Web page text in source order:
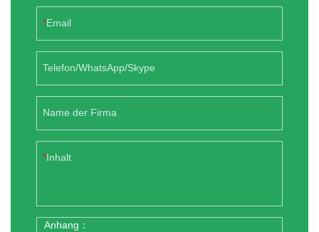
Email
Telefon/WhatsApp/Skype
Name der Firma
Inhalt
Anhang：